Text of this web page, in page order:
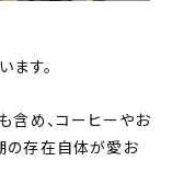
ます。
含め、コーヒーやお
の存在自体が愛お